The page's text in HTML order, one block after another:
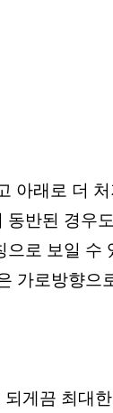
아래로 더 처
반된 경우
로 보일 수
가로방향으
게끔 최대